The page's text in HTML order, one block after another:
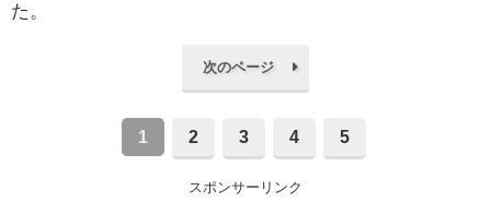
た。
次のページ
1 2 3 4 5
スポンサーリンク